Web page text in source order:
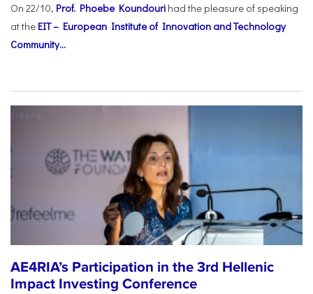
On 22/10, Prof. Phoebe Koundouri had the pleasure of speaking
at the EIT – European Institute of Innovation and Technology
Community...
AE4RIA’s Participation in the 3rd Hellenic
Impact Investing Conference